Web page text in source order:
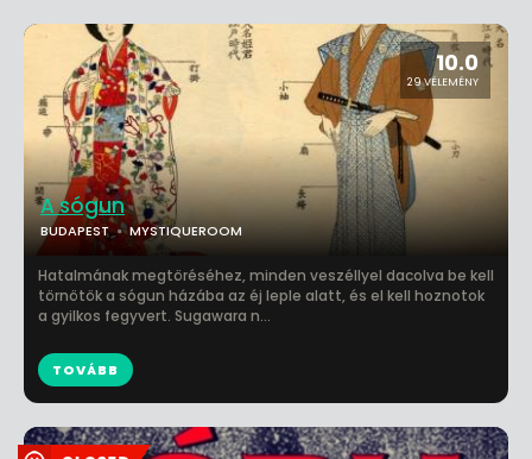
10.0
29 VÉLEMÉNY
A sógun
BUDAPEST MYSTIQUEROOM
Hatalmának megtöréséhez, minden veszéllyel dacolva be kell
törnötök a sógun házába az éj leple alatt, és el kell hoznotok
a gyilkos fegyvert. Sugawara n...
TOVÁBB